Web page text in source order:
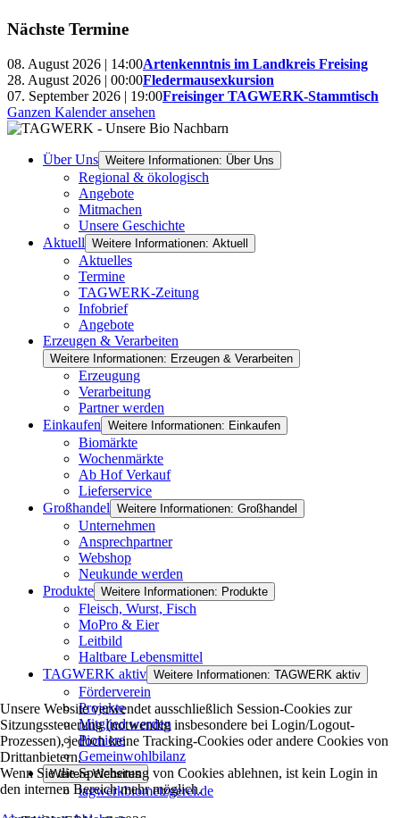
Nächste Termine
08. August 2026 | 14:00Artenkenntnis im Landkreis Freising
28. August 2026 | 00:00Fledermausexkursion
07. September 2026 | 19:00Freisinger TAGWERK-Stammtisch
Ganzen Kalender ansehen
Über Uns Weitere Informationen: Über Uns
Regional & ökologisch
Angebote
Mitmachen
Unsere Geschichte
Aktuell Weitere Informationen: Aktuell
Aktuelles
Termine
TAGWERK-Zeitung
Infobrief
Angebote
Erzeugen & Verarbeiten
Weitere Informationen: Erzeugen & Verarbeiten
Erzeugung
Verarbeitung
Partner werden
Einkaufen Weitere Informationen: Einkaufen
Biomärkte
Wochenmärkte
Ab Hof Verkauf
Lieferservice
Großhandel Weitere Informationen: Großhandel
Unternehmen
Ansprechpartner
Webshop
Neukunde werden
Produkte Weitere Informationen: Produkte
Fleisch, Wurst, Fisch
MoPro & Eier
Leitbild
Haltbare Lebensmittel
TAGWERK aktiv Weitere Informationen: TAGWERK aktiv
Förderverein
Projekte
Mitglied werden
Pioniere
Gemeinwohlbilanz
Weitere Websites
tagwerkbiometzgerei.de
Unsere Website verwendet ausschließlich Session-Cookies zur
Sitzungssteuerung (notwendig insbesondere bei Login/Logout-
Prozessen), jedoch keine Tracking-Cookies oder andere Cookies von
Drittanbietern.
Wenn Sie die Speicherung von Cookies ablehnen, ist kein Login in
den internen Bereich mehr möglich.